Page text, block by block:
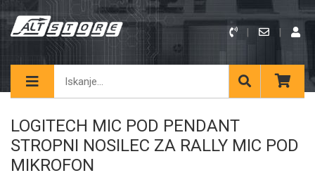
LOGITECH MIC POD PENDANT
STROPNI NOSILEC ZA RALLY MIC POD
MIKROFON